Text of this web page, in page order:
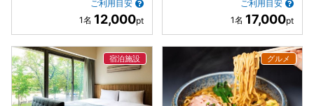
ご利用目安
12,000
ご利用目安
17,000